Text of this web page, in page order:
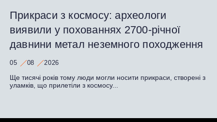
Прикраси з космосу: археологи
виявили у похованнях 2700-річної
давнини метал неземного походження
05 08 2026
Ще тисячі років тому люди могли носити прикраси, створені з
уламків, що прилетіли з космосу...